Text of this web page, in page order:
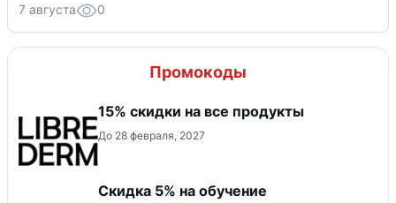
7 августа 0
Промокоды
15% скидки на все продукты
До 28 февраля, 2027
Скидка 5% на обучение